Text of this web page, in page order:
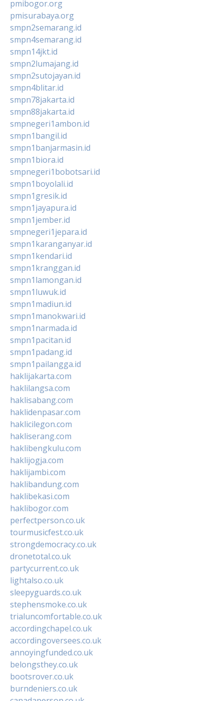
pmibogor.org
pmisurabaya.org
smpn2semarang.id
smpn4semarang.id
smpn14jkt.id
smpn2lumajang.id
smpn2sutojayan.id
smpn4blitar.id
smpn78jakarta.id
smpn88jakarta.id
smpnegeri1ambon.id
smpn1bangil.id
smpn1banjarmasin.id
smpn1biora.id
smpnegeri1bobotsari.id
smpn1boyolali.id
smpn1gresik.id
smpn1jayapura.id
smpn1jember.id
smpnegeri1jepara.id
smpn1karanganyar.id
smpn1kendari.id
smpn1kranggan.id
smpn1lamongan.id
smpn1luwuk.id
smpn1madiun.id
smpn1manokwari.id
smpn1narmada.id
smpn1pacitan.id
smpn1padang.id
smpn1pailangga.id
haklijakarta.com
haklilangsa.com
haklisabang.com
haklidenpasar.com
haklicilegon.com
hakliserang.com
haklibengkulu.com
haklijogja.com
haklijambi.com
haklibandung.com
haklibekasi.com
haklibogor.com
perfectperson.co.uk
tourmusicfest.co.uk
strongdemocracy.co.uk
dronetotal.co.uk
partycurrent.co.uk
lightalso.co.uk
sleepyguards.co.uk
stephensmoke.co.uk
trialuncomfortable.co.uk
accordingchapel.co.uk
accordingoversees.co.uk
annoyingfunded.co.uk
belongsthey.co.uk
bootsrover.co.uk
burndeniers.co.uk